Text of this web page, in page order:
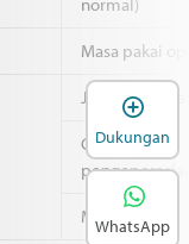
Masa pakai
Jumlah
Gaya
Masa pakai
Dukungan
WhatsApp